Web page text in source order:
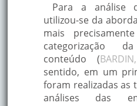
Para a análise
utilizou-se da
mais
categorização
conteúdo (
sentido, em um
foram realizadas as
análises das